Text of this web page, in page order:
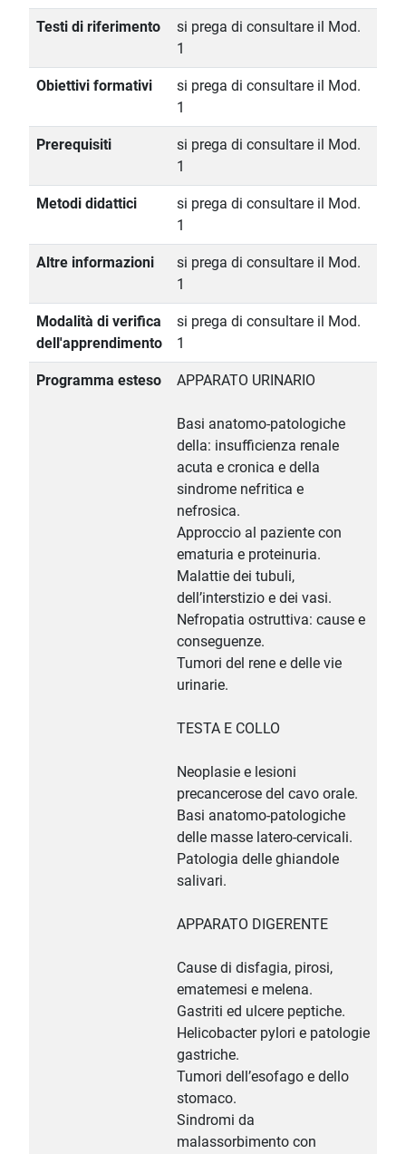
Testi di riferimento
si prega di consultare il Mod.
1
Obiettivi formativi
si prega di consultare il Mod.
1
Prerequisiti
si prega di consultare il Mod.
1
Metodi didattici
si prega di consultare il Mod.
1
Altre informazioni
si prega di consultare il Mod.
1
Modalità di verifica
dell'apprendimento
si prega di consultare il Mod.
1
Programma esteso APPARATO URINARIO
Basi anatomo-patologiche
della: insufficienza renale
acuta e cronica e della
sindrome nefritica e
nefrosica.
Approccio al paziente con
ematuria e proteinuria.
Malattie dei tubuli,
dell’interstizio e dei vasi.
Nefropatia ostruttiva: cause e
conseguenze.
Tumori del rene e delle vie
urinarie.
TESTA E COLLO
Neoplasie e lesioni
precancerose del cavo orale.
Basi anatomo-patologiche
delle masse latero-cervicali.
Patologia delle ghiandole
salivari.
APPARATO DIGERENTE
Cause di disfagia, pirosi,
ematemesi e melena.
Gastriti ed ulcere peptiche.
Helicobacter pylori e patologie
gastriche.
Tumori dell’esofago e dello
stomaco.
Sindromi da
malassorbimento con